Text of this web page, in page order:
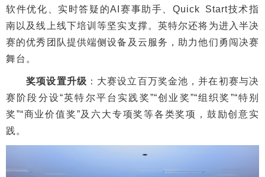
软件优化、实时答疑的AI赛事助手、Quick Start技术指
南以及线上线下培训等坚实支撑。英特尔还将为进入半决
赛的优秀团队提供端侧设备及云服务，助力他们勇闯决赛
舞台。
奖项设置升级 ：大赛设立百万奖金池，并在初赛与决
赛阶段分设“英特尔平台实践奖”“创业奖”“组织奖”“特别
奖”“商业价值奖”及六大专项奖等各类奖项，鼓励创意实
践。